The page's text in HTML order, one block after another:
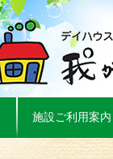
施設ご利用案内